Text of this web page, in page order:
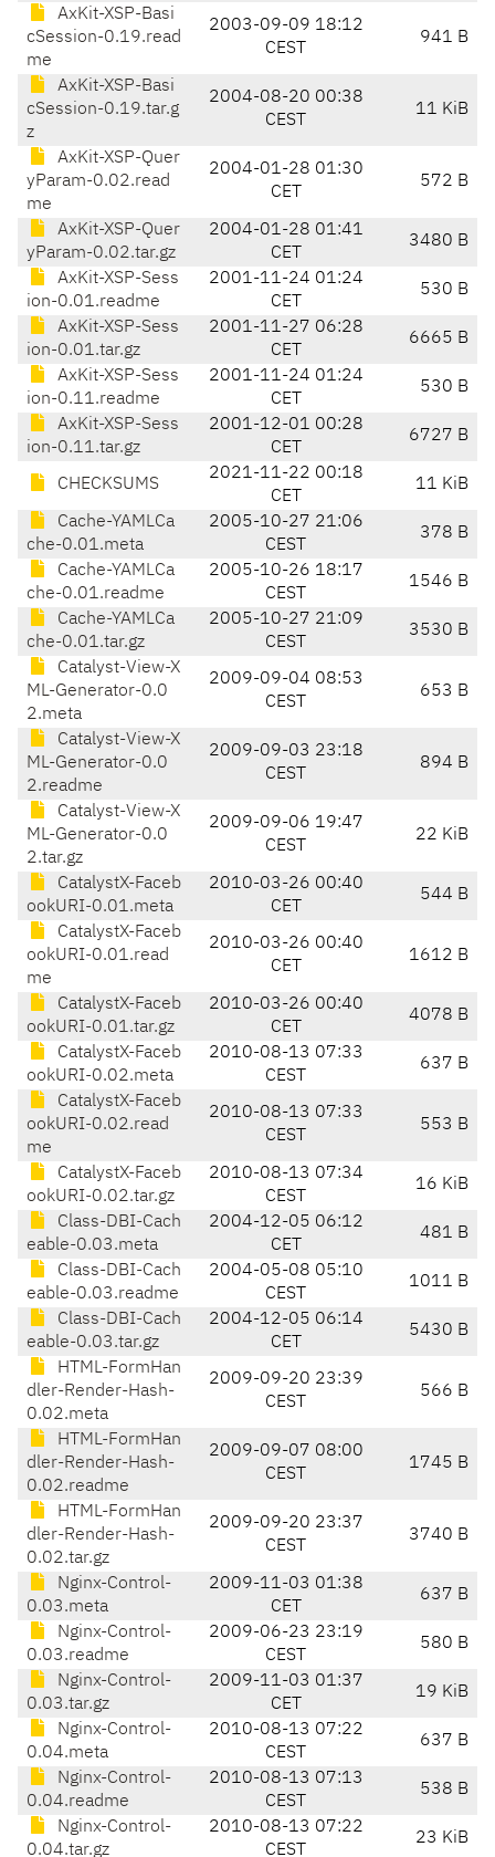
AxKit-XSP-Basi
cSession-0.19.read
me
2003-09-09 18:12
CEST
941 B
AxKit-XSP-Basi
cSession-0.19.tar.g
z
2004-08-20 00:38
CEST
11 KiB
AxKit-XSP-Quer
yParam-0.02.read
me
2004-01-28 01:30
CET
572 B
AxKit-XSP-Quer
yParam-0.02.tar.gz
2004-01-28 01:41
CET
3480 B
AxKit-XSP-Sess
ion-0.01.readme
2001-11-24 01:24
CET
530 B
AxKit-XSP-Sess
ion-0.01.tar.gz
2001-11-27 06:28
CET
6665 B
AxKit-XSP-Sess
ion-0.11.readme
2001-11-24 01:24
CET
530 B
AxKit-XSP-Sess
ion-0.11.tar.gz
2001-12-01 00:28
CET
6727 B
CHECKSUMS
2021-11-22 00:18
CET
11 KiB
Cache-YAMLCa
che-0.01.meta
2005-10-27 21:06
CEST
378 B
Cache-YAMLCa
che-0.01.readme
2005-10-26 18:17
CEST
1546 B
Cache-YAMLCa
che-0.01.tar.gz
2005-10-27 21:09
CEST
3530 B
Catalyst-View-X
ML-Generator-0.0
2.meta
2009-09-04 08:53
CEST
653 B
Catalyst-View-X
ML-Generator-0.0
2.readme
2009-09-03 23:18
CEST
894 B
Catalyst-View-X
ML-Generator-0.0
2.tar.gz
2009-09-06 19:47
CEST
22 KiB
CatalystX-Faceb
ookURI-0.01.meta
2010-03-26 00:40
CET
544 B
CatalystX-Faceb
ookURI-0.01.read
me
2010-03-26 00:40
CET
1612 B
CatalystX-Faceb
ookURI-0.01.tar.gz
2010-03-26 00:40
CET
4078 B
CatalystX-Faceb
ookURI-0.02.meta
2010-08-13 07:33
CEST
637 B
CatalystX-Faceb
ookURI-0.02.read
me
2010-08-13 07:33
CEST
553 B
CatalystX-Faceb
ookURI-0.02.tar.gz
2010-08-13 07:34
CEST
16 KiB
Class-DBI-Cach
eable-0.03.meta
2004-12-05 06:12
CET
481 B
Class-DBI-Cach
eable-0.03.readme
2004-05-08 05:10
CEST
1011 B
Class-DBI-Cach
eable-0.03.tar.gz
2004-12-05 06:14
CET
5430 B
HTML-FormHan
dler-Render-Hash-
0.02.meta
2009-09-20 23:39
CEST
566 B
HTML-FormHan
dler-Render-Hash-
0.02.readme
2009-09-07 08:00
CEST
1745 B
HTML-FormHan
dler-Render-Hash-
0.02.tar.gz
2009-09-20 23:37
CEST
3740 B
Nginx-Control-
0.03.meta
2009-11-03 01:38
CET
637 B
Nginx-Control-
0.03.readme
2009-06-23 23:19
CEST
580 B
Nginx-Control-
0.03.tar.gz
2009-11-03 01:37
CET
19 KiB
Nginx-Control-
0.04.meta
2010-08-13 07:22
CEST
637 B
Nginx-Control-
0.04.readme
2010-08-13 07:13
CEST
538 B
Nginx-Control-
0.04.tar.gz
2010-08-13 07:22
CEST
23 KiB